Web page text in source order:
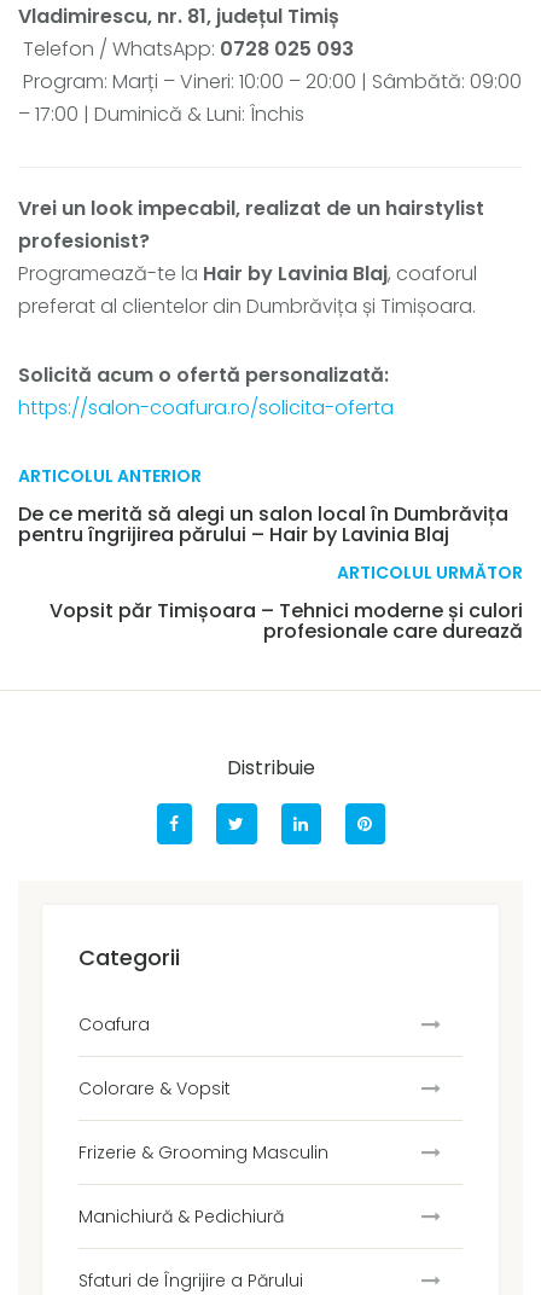
Vladimirescu, nr. 81, județul Timiș
Telefon / WhatsApp: 0728 025 093
Program: Marți – Vineri: 10:00 – 20:00 | Sâmbătă: 09:00
– 17:00 | Duminică & Luni: Închis
Vrei un look impecabil, realizat de un hairstylist
profesionist?
Programează-te la Hair by Lavinia Blaj, coaforul
preferat al clientelor din Dumbrăvița și Timișoara.
Solicită acum o ofertă personalizată:
https://salon-coafura.ro/solicita-oferta
ARTICOLUL ANTERIOR
De ce merită să alegi un salon local în Dumbrăvița
pentru îngrijirea părului – Hair by Lavinia Blaj
ARTICOLUL URMĂTOR
Vopsit păr Timișoara – Tehnici moderne și culori
profesionale care durează
Distribuie
Categorii
Coafura
Colorare & Vopsit
Frizerie & Grooming Masculin
Manichiură & Pedichiură
Sfaturi de Îngrijire a Părului